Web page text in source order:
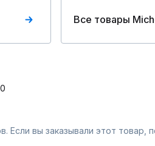
Все товары
0
Если вы заказывали этот